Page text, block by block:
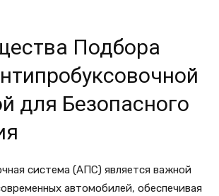
Подбора
для Безопасного
система (АПС) является важной
автомобилей, обеспечивая